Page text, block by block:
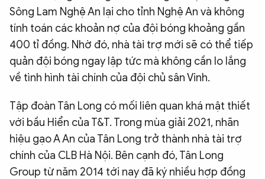
Sông Lam Nghệ An lại cho tỉnh Nghệ An và không
tính toán các khoản nợ của đội bóng khoảng gần
400 tỉ đồng. Nhờ đó, nhà tài trợ mới sẽ có thể tiếp
quản đội bóng ngay lập tức mà không cần lo lắng
về tình hình tài chính của đội chủ sân Vinh.
Tập đoàn Tân Long có mối liên quan khá mật thiết
với bầu Hiển của T&T. Trong mùa giải 2021, nhãn
hiệu gạo A An của Tân Long trở thành nhà tài trợ
chính của CLB Hà Nội. Bên cạnh đó, Tân Long
Group từ năm 2014 tới nay đã ký nhiều hợp đồng